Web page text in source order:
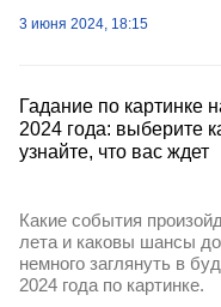
3 июня 2024, 18:15
Гадание по картинке
2024 года: выберите
узнайте, что вас ждет
Какие события
лета и каковы шансы
немного заглянуть в
2024 года по картинке.